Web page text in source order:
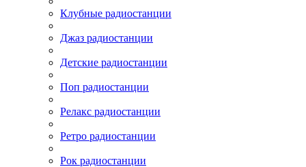
Клубные радиостанции
Джаз радиостанции
Детские радиостанции
Поп радиостанции
Релакс радиостанции
Ретро радиостанции
Рок радиостанции